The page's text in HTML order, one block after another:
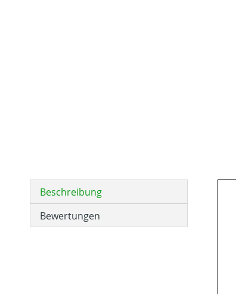
Beschreibung
Bewertungen